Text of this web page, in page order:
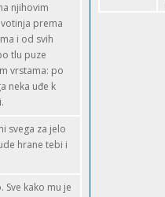
njihovim
prema
i od svih
tlu puze
vrstama: po
neka uđe k
svega za jelo
hrane tebi i
Sve kako mu je